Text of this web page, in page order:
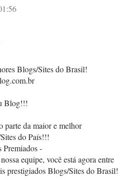
Blogs/Sites do Brasil!
Blog!!!
parte da maior e melhor
do País!!!
Premiados -
equipe, você está agora entre
prestigiados Blogs/Sites do Brasil!